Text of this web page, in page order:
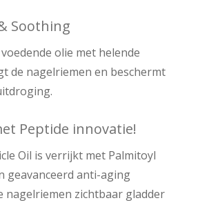
Soothing
olie met helende
de nagelriemen en beschermt
Peptide innovatie!
Oil is verrijkt met Palmitoyl
geavanceerd anti-aging
nagelriemen zichtbaar gladder